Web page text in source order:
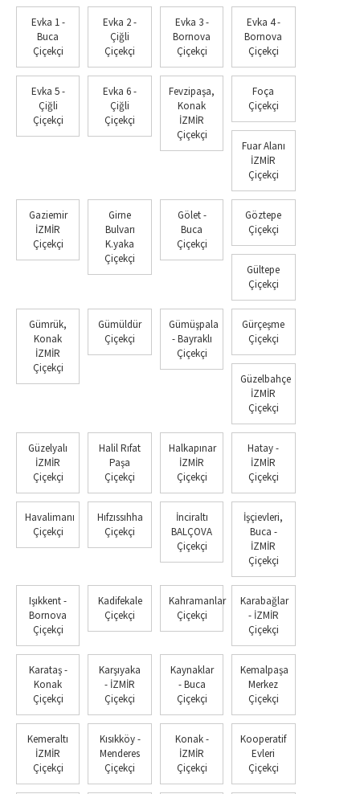
Evka 1 -
Buca
Çiçekçi
Evka 2 -
Çiğli
Çiçekçi
Evka 3 -
Bornova
Çiçekçi
Evka 4 -
Bornova
Çiçekçi
Evka 5 -
Çiğli
Çiçekçi
Evka 6 -
Çiğli
Çiçekçi
Fevzipaşa,
Konak
İZMİR
Çiçekçi
Foça
Çiçekçi
Fuar Alanı
İZMİR
Çiçekçi
Gaziemir
İZMİR
Çiçekçi
Girne
Bulvarı
K.yaka
Çiçekçi
Gölet -
Buca
Çiçekçi
Göztepe
Çiçekçi
Gültepe
Çiçekçi
Gümrük,
Konak
İZMİR
Çiçekçi
Gümüldür
Çiçekçi
Gümüşpala
- Bayraklı
Çiçekçi
Gürçeşme
Çiçekçi
Güzelbahçe
İZMİR
Çiçekçi
Güzelyalı
İZMİR
Çiçekçi
Halil Rıfat
Paşa
Çiçekçi
Halkapınar
İZMİR
Çiçekçi
Hatay -
İZMİR
Çiçekçi
Havalimanı
Çiçekçi
Hıfzıssıhha
Çiçekçi
İnciraltı
BALÇOVA
Çiçekçi
İşçievleri,
Buca -
İZMİR
Çiçekçi
Işıkkent -
Bornova
Çiçekçi
Kadifekale
Çiçekçi
Kahramanlar
Çiçekçi
Karabağlar
- İZMİR
Çiçekçi
Karataş -
Konak
Çiçekçi
Karşıyaka
- İZMİR
Çiçekçi
Kaynaklar
- Buca
Çiçekçi
Kemalpaşa
Merkez
Çiçekçi
Kemeraltı
İZMİR
Çiçekçi
Kısıkköy -
Menderes
Çiçekçi
Konak -
İZMİR
Çiçekçi
Kooperatif
Evleri
Çiçekçi